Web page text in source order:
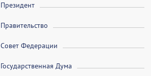
Президент
Правительство
Совет Федерации
Государственная Дума